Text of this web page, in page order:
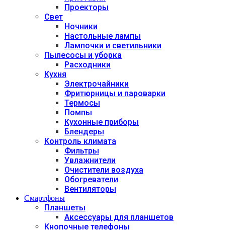
Проекторы
Свет
Ночники
Настольные лампы
Лампочки и светильники
Пылесосы и уборка
Расходники
Кухня
Электрочайники
Фритюрницы и пароварки
Термосы
Помпы
Кухонные приборы
Блендеры
Контроль климата
Фильтры
Увлажнители
Очистители воздуха
Обогреватели
Вентиляторы
Смартфоны
Планшеты
Аксессуары для планшетов
Кнопочные телефоны